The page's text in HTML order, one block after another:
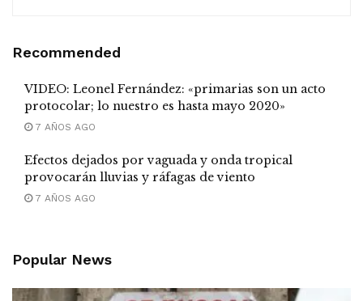
Recommended
VIDEO: Leonel Fernández: «primarias son un acto
protocolar; lo nuestro es hasta mayo 2020»
7 AÑOS AGO
Efectos dejados por vaguada y onda tropical
provocarán lluvias y ráfagas de viento
7 AÑOS AGO
Popular News